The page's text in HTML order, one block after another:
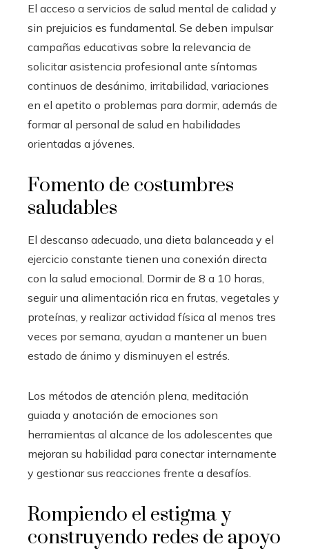
El acceso a servicios de salud mental de calidad y
sin prejuicios es fundamental. Se deben impulsar
campañas educativas sobre la relevancia de
solicitar asistencia profesional ante síntomas
continuos de desánimo, irritabilidad, variaciones
en el apetito o problemas para dormir, además de
formar al personal de salud en habilidades
orientadas a jóvenes.
Fomento de costumbres
saludables
El descanso adecuado, una dieta balanceada y el
ejercicio constante tienen una conexión directa
con la salud emocional. Dormir de 8 a 10 horas,
seguir una alimentación rica en frutas, vegetales y
proteínas, y realizar actividad física al menos tres
veces por semana, ayudan a mantener un buen
estado de ánimo y disminuyen el estrés.
Los métodos de atención plena, meditación
guiada y anotación de emociones son
herramientas al alcance de los adolescentes que
mejoran su habilidad para conectar internamente
y gestionar sus reacciones frente a desafíos.
Rompiendo el estigma y
construyendo redes de apoyo